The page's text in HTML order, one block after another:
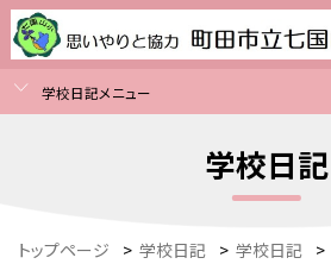
学校日記メニュー
学校日記
トップページ > 学校日記 > 学校日記 >